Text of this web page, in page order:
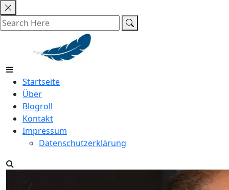
Skip
to
content
Startseite
Über
Blogroll
Kontakt
Impressum
Datenschutzerklärung